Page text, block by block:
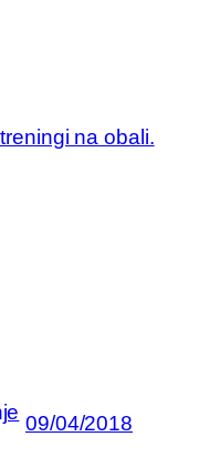
na obali.
09/04/2018